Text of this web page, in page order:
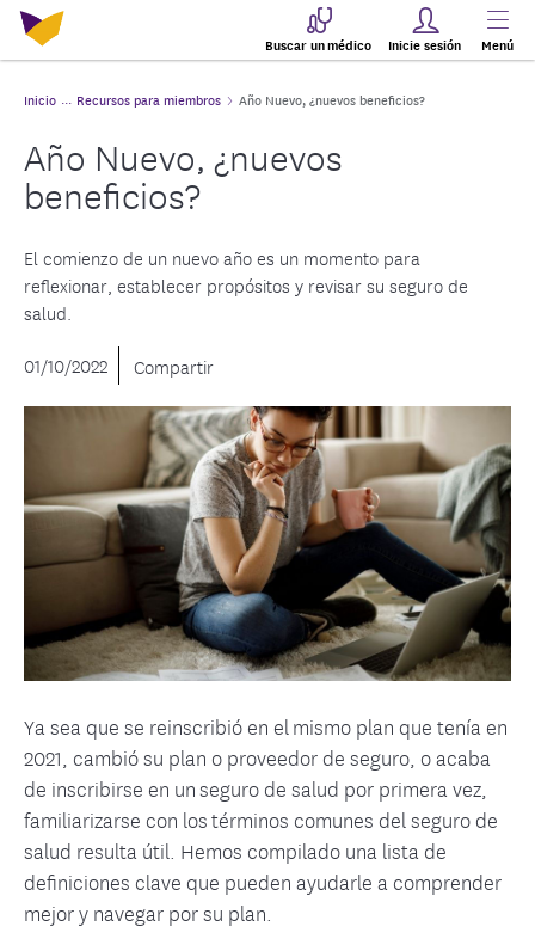
Buscar un médico Inicie sesión Menú
Inicio Recursos para miembros Año Nuevo, ¿nuevos beneficios?
Año Nuevo, ¿nuevos
beneficios?
El comienzo de un nuevo año es un momento para
reflexionar, establecer propósitos y revisar su seguro de
salud.
01/10/2022
Compartir
Ya sea que se reinscribió en el mismo plan que tenía en
2021, cambió su plan o proveedor de seguro, o acaba
de inscribirse en un seguro de salud por primera vez,
familiarizarse con los términos comunes del seguro de
salud resulta útil. Hemos compilado una lista de
definiciones clave que pueden ayudarle a comprender
mejor y navegar por su plan.